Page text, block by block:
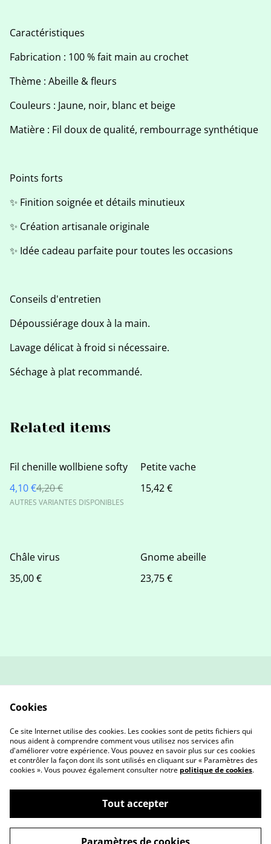
Caractéristiques
Fabrication : 100 % fait main au crochet
Thème : Abeille & fleurs
Couleurs : Jaune, noir, blanc et beige
Matière : Fil doux de qualité, rembourrage synthétique
Points forts
✨ Finition soignée et détails minutieux
✨ Création artisanale originale
✨ Idée cadeau parfaite pour toutes les occasions
Conseils d'entretien
Dépoussiérage doux à la main.
Lavage délicat à froid si nécessaire.
Séchage à plat recommandé.
Related items
%
Fil chenille wollbiene softy
4,10 €4,20 €
AUTRES VARIANTES DISPONIBLES
Petite vache
15,42 €
Châle virus
35,00 €
Gnome abeille
23,75 €
Conditions générales
confidentialité
Cookies
©2026AETY Créa
Cookies
Ce site Internet utilise des cookies. Les cookies sont de petits fichiers qui
nous aident à comprendre comment vous utilisez nos services afin
d'améliorer votre expérience. Vous pouvez en savoir plus sur ces cookies
et contrôler la façon dont ils sont utilisés en cliquant sur « Paramètres des
cookies ». Vous pouvez également consulter notre politique de cookies.
Tout accepter